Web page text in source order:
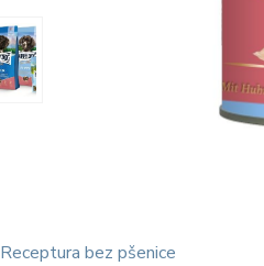
Receptura bez pšenice